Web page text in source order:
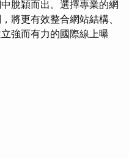
脫穎而出。選擇專業的網
將更有效整合網站結構、
強而有力的國際線上曝